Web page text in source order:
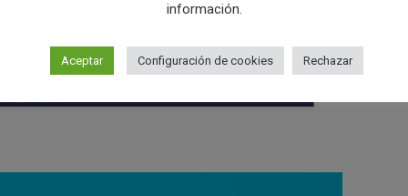
información.
Aceptar Configuración de cookies Rechazar